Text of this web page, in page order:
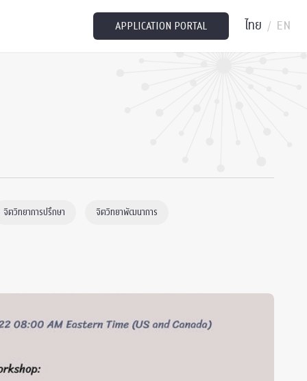
APPLICATION PORTAL ไทย / EN
จิตวิทยาการปรึกษา จิตวิทยาพัฒนาการ